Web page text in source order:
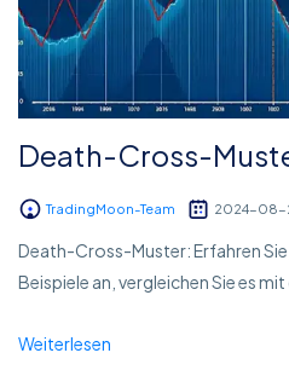
Death-Cross-
TradingMoon-Team 2024-08-
Death-Cross-Muster: Erfahren
Beispiele an, vergleichen Sie es
Weiterlesen